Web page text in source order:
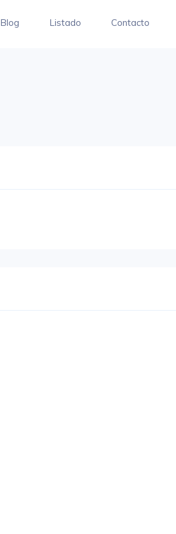
Blog Listado Contacto